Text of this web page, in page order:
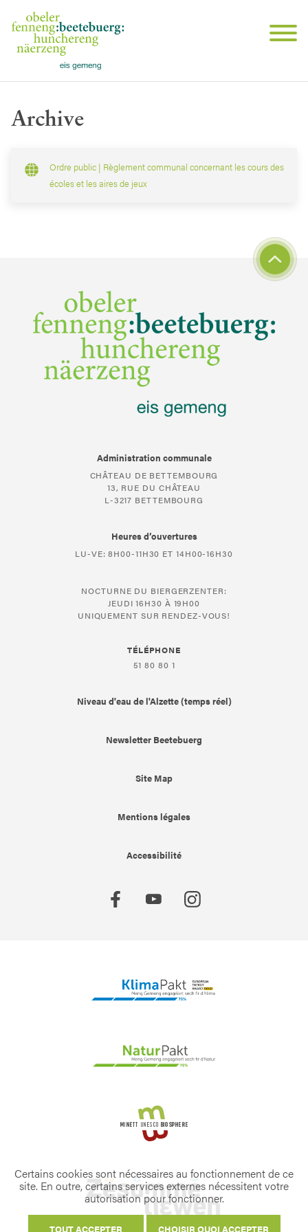
Archive
Ordre public | Règlement communal concernant les cours des
écoles et les aires de jeux
Administration communale
CHÂTEAU DE BETTEMBOURG
13, RUE DU CHÂTEAU
L-3217 BETTEMBOURG
Heures d’ouvertures
LU-VE: 8H00-11H30 ET 14H00-16H30
NOCTURNE DU BIERGERZENTER:
JEUDI 16H30 À 19H00
UNIQUEMENT SUR RENDEZ-VOUS!
TÉLÉPHONE
51 80 80 1
Niveau d'eau de l'Alzette (temps réel)
Newsletter Beetebuerg
Site Map
Mentions légales
Accessibilité
Certains cookies sont nécessaires au fonctionnement de ce
site. En outre, certains services externes nécessitent votre
autorisation pour fonctionner.
TOUT ACCEPTER CHOISIR QUOI ACCEPTER